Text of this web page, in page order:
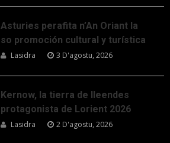
Asturies perafita n’An Oriant la
so promoción cultural y turística
Lasidra 3 D'agostu, 2026
Kernow, la tierra de lleendes
protagonista de Lorient 2026
Lasidra 2 D'agostu, 2026